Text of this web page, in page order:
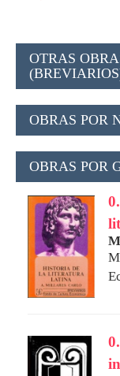
OTRAS
OBRAS POR
OBRAS POR